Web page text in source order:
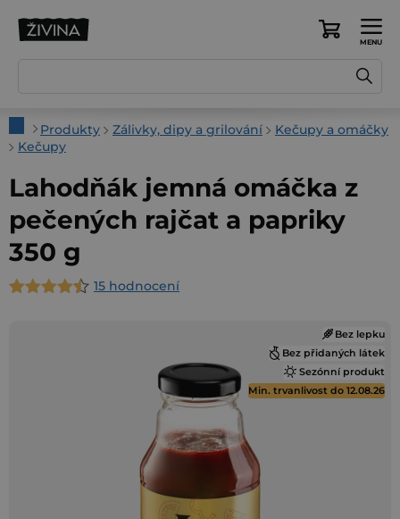
Nákupní
DomůProdukty Zálivky, dipy a grilování
Kečupy a omáčky
Kečupy
Lahodňák jemná omáčka z
pečených rajčat a papriky
350 g
Průměrné
15 hodnocení
Bez lepku
Bez přidaných látek
Sezónní produkt
Min. trvanlivost do 12.08.26